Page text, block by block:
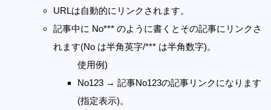
URLは自動的にリンクされます。
記事中に No*** のように書くとその記事にリンクさ
れます(No は半角英字/*** は半角数字)。
使用例)
No123 → 記事No123の記事リンクになります
(指定表示)。